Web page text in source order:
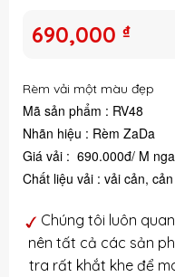
690,000 ₫
Rèm vải một màu đẹp
Mã sản phẩm : RV48
Nhãn hiệu : Rèm ZaDa
Giá vải : 690.000đ/ M
Chất liệu vải : vải cản,
Chúng tôi luôn
nên tất cả các sản
tra rất khắt khe để